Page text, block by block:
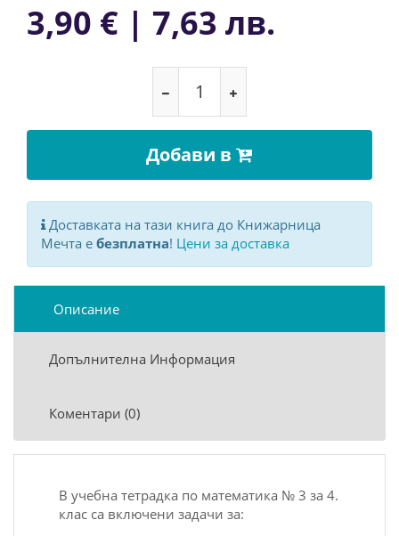
3,90 € | 7,63 лв.
Добави в
Доставката на тази книга до Книжарница
Мечта е безплатна! Цени за доставка
Описание
Допълнителна Информация
Коментари (0)
В учебна тетрадка по математика № 3 за 4.
клас са включени задачи за: